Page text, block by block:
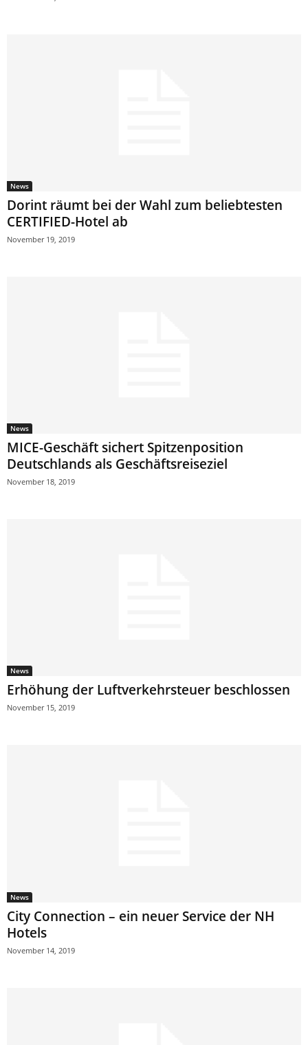
News
Dorint räumt bei der Wahl zum beliebtesten
CERTIFIED-Hotel ab
November 19, 2019
News
MICE-Geschäft sichert Spitzenposition
Deutschlands als Geschäftsreiseziel
November 18, 2019
News
Erhöhung der Luftverkehrsteuer beschlossen
November 15, 2019
News
City Connection – ein neuer Service der NH
Hotels
November 14, 2019